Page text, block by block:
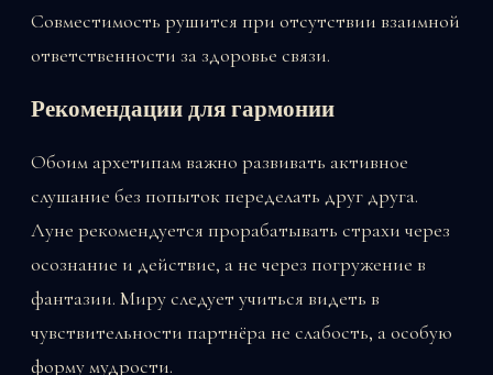
Совместимость рушится при отсутствии взаимной
ответственности за здоровье связи.
Рекомендации для гармонии
Обоим архетипам важно развивать активное
слушание без попыток переделать друг друга.
Луне рекомендуется прорабатывать страхи через
осознание и действие, а не через погружение в
фантазии. Миру следует учиться видеть в
чувствительности партнёра не слабость, а особую
форму мудрости.